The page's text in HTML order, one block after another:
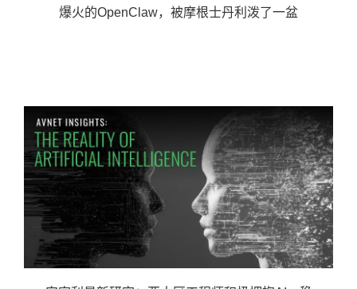
爆火的OpenClaw，被摩根士丹利泼了一盆